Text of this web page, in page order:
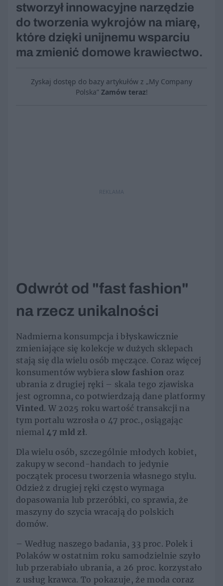
stworzył innowacyjne narzędzie
do tworzenia wykrojów na miarę,
które dzięki unijnemu wsparciu
ma zmienić domowe krawiectwo.
Zyskaj dostęp do bazy artykułów z „My Company
Polska” Zamów teraz!
REKLAMA
Odwrót od "fast fashion"
na rzecz unikalności
Nadmierna konsumpcja i błyskawicznie
zmieniające się kolekcje w dużych sklepach
stają się dla wielu osób męczące. Coraz więcej
konsumentów wybiera slow fashion oraz
ubrania z drugiej ręki – skala tego zjawiska
jest ogromna, co potwierdzają dane platformy
Vinted. W 2025 roku wartość transakcji na
tym portalu wzrosła o 47 proc., osiągając
niemal 47 mld zł.
Dla wielu osób, szczególnie młodych kobiet,
zakupy w second-handach to jedynie
początek procesu tworzenia własnego stylu.
Odzież z drugiej ręki często wymaga
dopasowania lub przeróbki, co sprawia, że
maszyny do szycia wracają do polskich
domów.
– Według naszego badania, 33 proc. Polek i
Polaków w ostatnim roku samodzielnie szyło
lub przerabiało ubrania, a 26 proc. korzystało
z usług krawca. To pokazuje, że moda coraz